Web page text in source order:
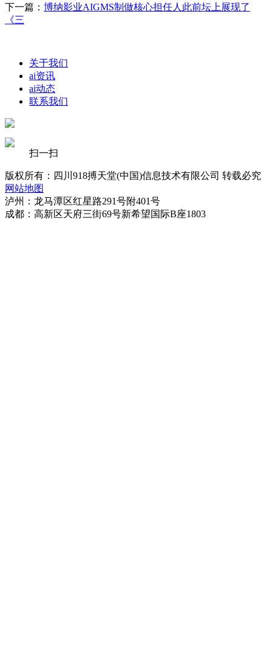
下一篇： 博纳影业AIGMS制做核心担任人此前坛上展现了
《三
关于我们
ai资讯
ai动态
联系我们
扫一扫
版权所有：四川918搏天堂(中国)信息技术有限公司 转载必究
网站地图
泸州：龙马潭区红星路291号附401号
成都：高新区天府三街69号新希望国际B座1803